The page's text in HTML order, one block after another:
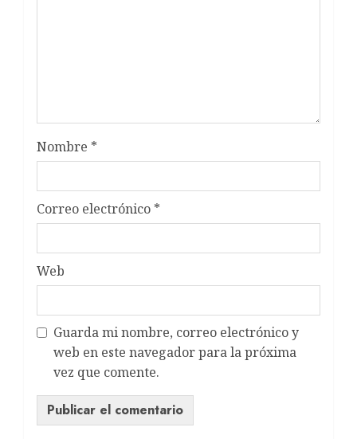
Nombre *
Correo electrónico *
Web
Guarda mi nombre, correo electrónico y
web en este navegador para la próxima
vez que comente.